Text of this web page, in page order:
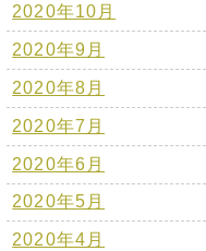
2020年10月
2020年9月
2020年8月
2020年7月
2020年6月
2020年5月
2020年4月